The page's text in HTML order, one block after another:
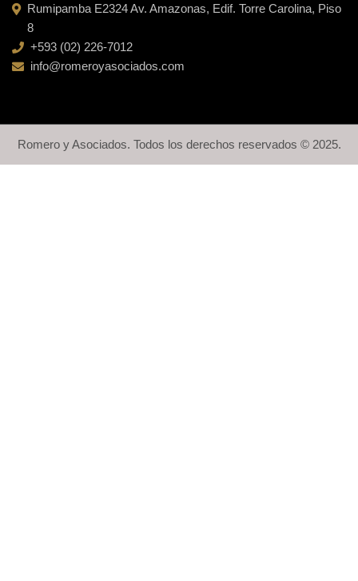
Rumipamba E2324 Av. Amazonas, Edif. Torre Carolina, Piso
8
+593 (02) 226-7012
info@romeroyasociados.com
Romero y Asociados. Todos los derechos reservados © 2025.